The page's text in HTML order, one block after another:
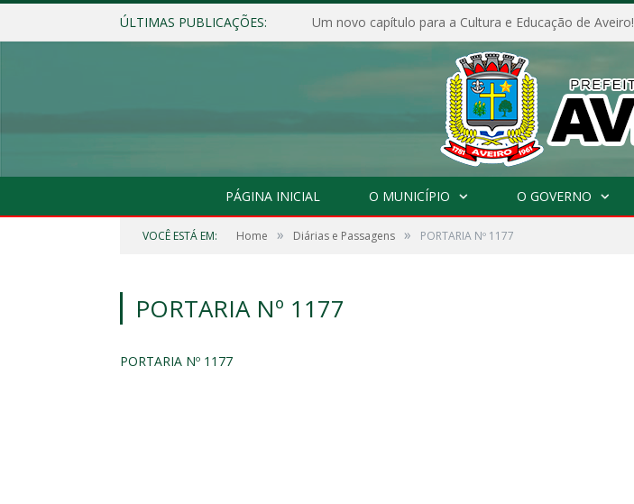
ÚLTIMAS PUBLICAÇÕES: Um novo capítulo para a Cultura e Educação de Aveiro!
PÁGINA INICIAL O MUNICÍPIO O GOVERNO
VOCÊ ESTÁ EM: Home » Diárias e Passagens » PORTARIA Nº 1177
PORTARIA Nº 1177
PORTARIA Nº 1177